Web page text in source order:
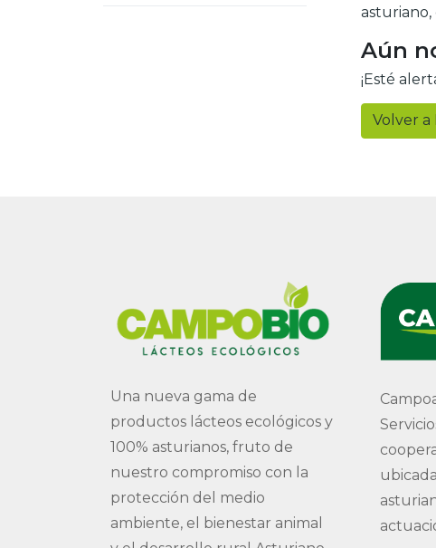
Aún
¡Esté
Volver a
Una nueva gama de
productos lácteos ecológicos y
100% asturianos, fruto de
nuestro compromiso con la
protección del medio
ambiente, el bienestar animal